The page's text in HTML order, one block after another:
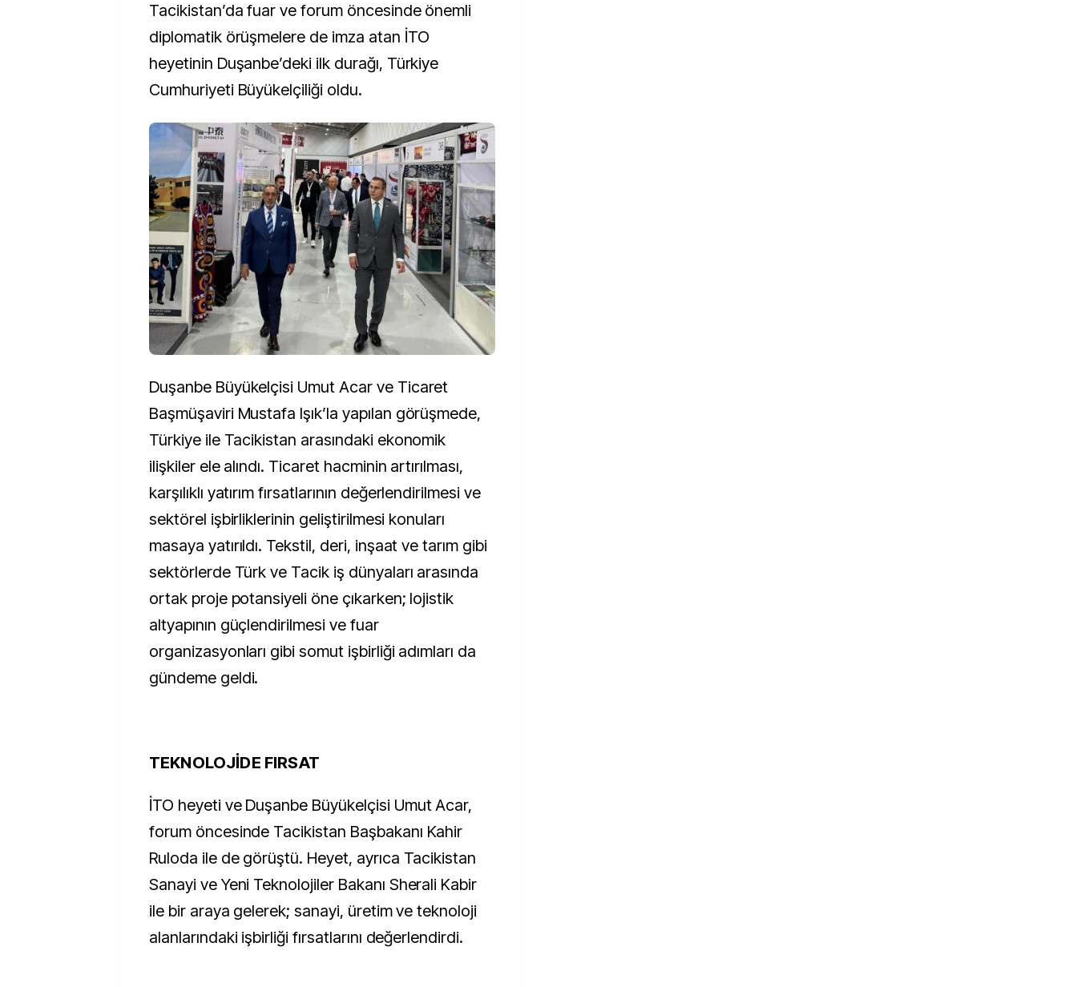
Tacikistan’da fuar ve forum öncesinde önemli
diplomatik örüşmelere de imza atan İTO
heyetinin Duşanbe’deki ilk durağı, Türkiye
Cumhuriyeti Büyükelçiliği oldu.
Duşanbe Büyükelçisi Umut Acar ve Ticaret
Başmüşaviri Mustafa Işık’la yapılan görüşmede,
Türkiye ile Tacikistan arasındaki ekonomik
ilişkiler ele alındı. Ticaret hacminin artırılması,
karşılıklı yatırım fırsatlarının değerlendirilmesi ve
sektörel işbirliklerinin geliştirilmesi konuları
masaya yatırıldı. Tekstil, deri, inşaat ve tarım gibi
sektörlerde Türk ve Tacik iş dünyaları arasında
ortak proje potansiyeli öne çıkarken; lojistik
altyapının güçlendirilmesi ve fuar
organizasyonları gibi somut işbirliği adımları da
gündeme geldi.
TEKNOLOJİDE FIRSAT
İTO heyeti ve Duşanbe Büyükelçisi Umut Acar,
forum öncesinde Tacikistan Başbakanı Kahir
Ruloda ile de görüştü. Heyet, ayrıca Tacikistan
Sanayi ve Yeni Teknolojiler Bakanı Sherali Kabir
ile bir araya gelerek; sanayi, üretim ve teknoloji
alanlarındaki işbirliği fırsatlarını değerlendirdi.